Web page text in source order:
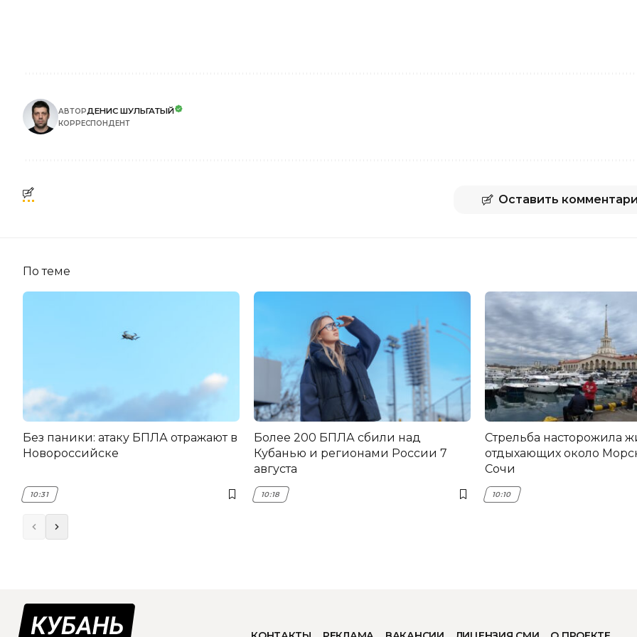
АВТОРДЕНИС ШУЛЬГАТЫЙ
КОРРЕСПОНДЕНТ
Оставить
По теме
Без паники: атаку БПЛА отражают в
Новороссийске
10:31
Более 200 БПЛА сбили над
Кубанью и регионами России 7
августа
10:18
Стрельба насторожила
отдыхающих около
Сочи
10:10